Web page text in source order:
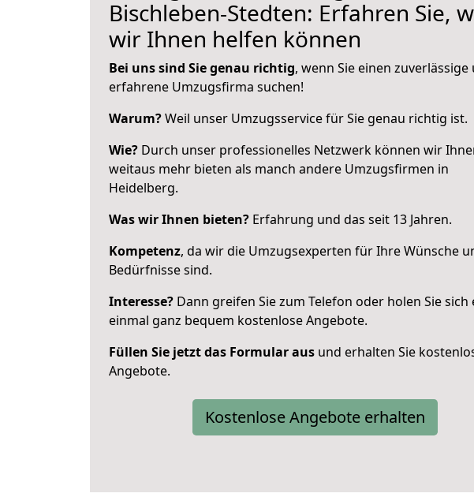
Bischleben-Stedten: Erfahren Sie,
wir Ihnen helfen können
Bei uns sind Sie genau richtig, wenn Sie einen zuverlässige
erfahrene Umzugsfirma suchen!
Warum?Weil unser Umzugsservice für Sie genau richtig ist.
Wie? Durch unser professionelles Netzwerk können wir
weitaus mehr bieten als manch andere Umzugsfirmen in
Heidelberg.
Was wir Ihnen bieten? Erfahrung und das seit 13 Jahren.
Kompetenz, da wir die Umzugsexperten für Ihre Wünsche
Bedürfnisse sind.
Interesse? Dann greifen Sie zum Telefon oder holen Sie sich
einmal ganz bequem kostenlose Angebote.
Füllen Sie jetzt das Formular aus und erhalten Sie
Angebote.
Kostenlose Angebote erhalten